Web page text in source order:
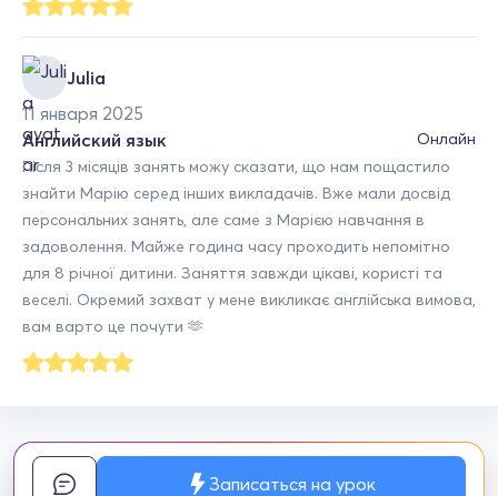
Julia
11 января 2025
Онлайн
Английский язык
Після 3 місяців занять можу сказати, що нам пощастило
знайти Марію серед інших викладачів. Вже мали досвід
персональних занять, але саме з Марією навчання в
задоволення. Майже година часу проходить непомітно
для 8 річної дитини. Заняття завжди цікаві, користі та
веселі. Окремий захват у мене викликає англійська вимова,
вам варто це почути 🫶
Записаться на урок